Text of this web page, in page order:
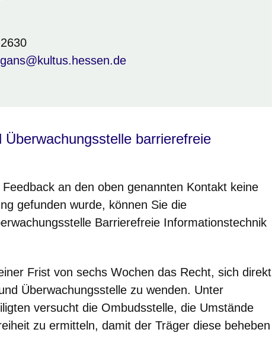
Überwachungsstelle barrierefreie
an den oben genannten Kontakt keine
gefunden wurde, können Sie die
Barrierefreie Informationstechnik
Frist von sechs Wochen das Recht, sich direkt
Überwachungsstelle zu wenden. Unter
versucht die Ombudsstelle, die Umstände
zu ermitteln, damit der Träger diese beheben